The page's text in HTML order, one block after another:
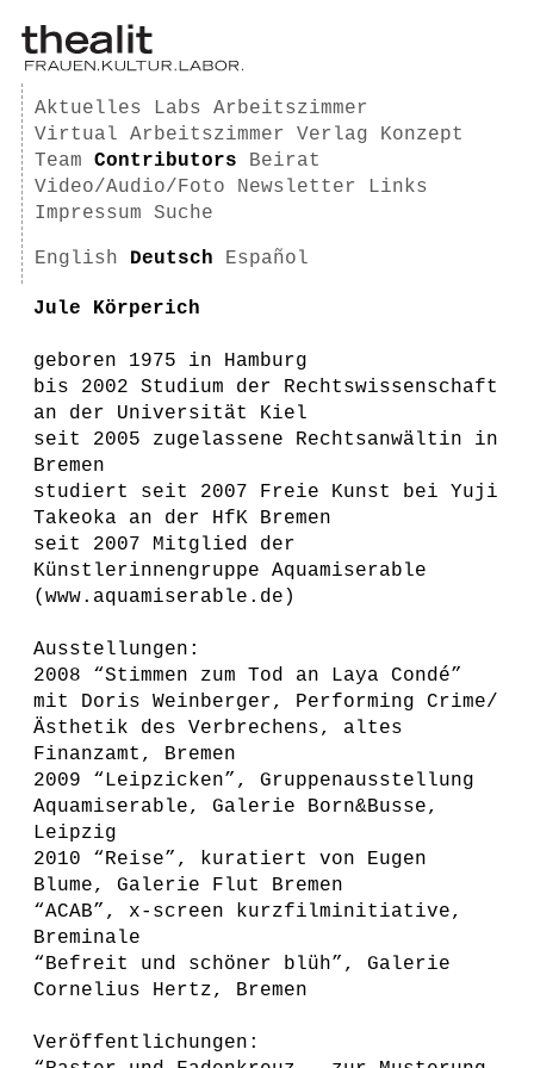
Aktuelles Labs
Arbeitszimmer
Virtual Arbeitszimmer
Verlag
Konzept
Team
Contributors
Beirat
Video/Audio/Foto
Newsletter
Links
Impressum
Suche
English Deutsch Español
Jule Körperich
geboren 1975 in Hamburg
bis 2002 Studium der Rechtswissenschaft
an der Universität Kiel
seit 2005 zugelassene Rechtsanwältin in
Bremen
studiert seit 2007 Freie Kunst bei Yuji
Takeoka an der HfK Bremen
seit 2007 Mitglied der
Künstlerinnengruppe Aquamiserable
(www.aquamiserable.de)
Ausstellungen:
2008 “Stimmen zum Tod an Laya Condé”
mit Doris Weinberger, Performing Crime/
Ästhetik des Verbrechens, altes
Finanzamt, Bremen
2009 “Leipzicken”, Gruppenausstellung
Aquamiserable, Galerie Born&Busse,
Leipzig
2010 “Reise”, kuratiert von Eugen
Blume, Galerie Flut Bremen
“ACAB”, x-screen kurzfilminitiative,
Breminale
“Befreit und schöner blüh”, Galerie
Cornelius Hertz, Bremen
Veröffentlichungen: